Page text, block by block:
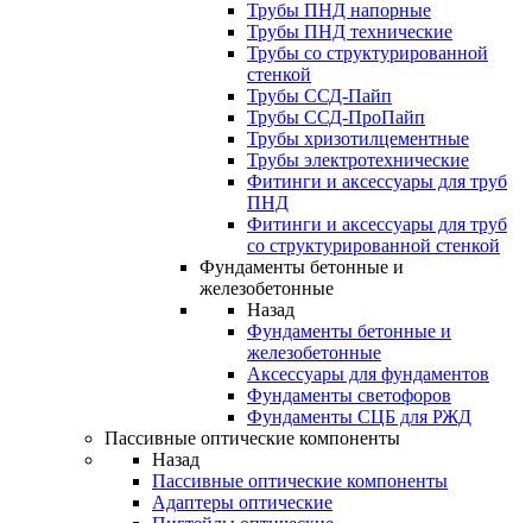
Трубы ПНД напорные
Трубы ПНД технические
Трубы со структурированной
стенкой
Трубы ССД-Пайп
Трубы ССД-ПроПайп
Трубы хризотилцементные
Трубы электротехнические
Фитинги и аксессуары для труб
ПНД
Фитинги и аксессуары для труб
со структурированной стенкой
Фундаменты бетонные и
железобетонные
Назад
Фундаменты бетонные и
железобетонные
Аксессуары для фундаментов
Фундаменты светофоров
Фундаменты СЦБ для РЖД
Пассивные оптические компоненты
Назад
Пассивные оптические компоненты
Адаптеры оптические